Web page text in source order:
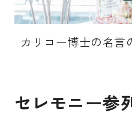
カリコー博士の名言
セレモニー参